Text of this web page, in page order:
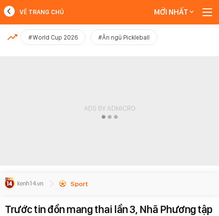
MỚI NHẤT
VỀ TRANG CHỦ MỚI NHẤT
#World Cup 2026 #Ăn ngủ Pickleball
Sport
Trước tin đồn mang thai lần 3, Nhã Phương tập